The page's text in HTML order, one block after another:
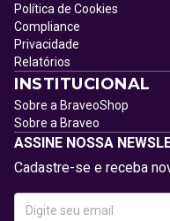
Política de Cookies
Compliance
Privacidade
Relatórios
INSTITUCIONAL
Sobre a BraveoShop
Sobre a Braveo
ASSINE NOSSA
Cadastre-se e receba